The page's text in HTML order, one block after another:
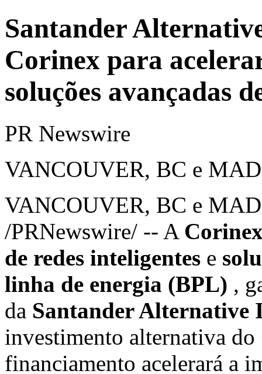
Santander
Corinex para
soluções avançadas
PR Newswire
VANCOUVER, BC e
VANCOUVER, BC e
/PRNewswire/ -- A
de redes inteligentes e
linha de energia (BPL) ,
da Santander Alternative
investimento alternativa do
financiamento acelerará a